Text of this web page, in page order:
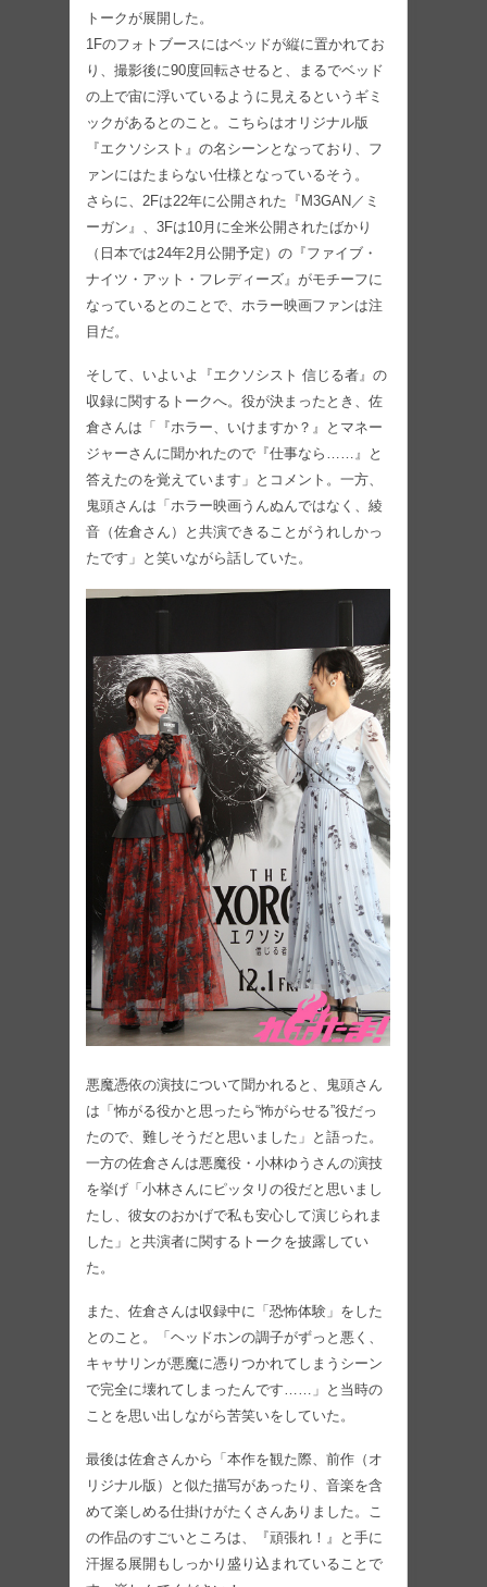
トークが展開した。
1Fのフォトブースにはベッドが縦に置かれてお
り、撮影後に90度回転させると、まるでベッド
の上で宙に浮いているように見えるというギミ
ックがあるとのこと。こちらはオリジナル版
『エクソシスト』の名シーンとなっており、フ
ァンにはたまらない仕様となっているそう。
さらに、2Fは22年に公開された『M3GAN／ミ
ーガン』、3Fは10月に全米公開されたばかり
（日本では24年2月公開予定）の『ファイブ・
ナイツ・アット・フレディーズ』がモチーフに
なっているとのことで、ホラー映画ファンは注
目だ。
そして、いよいよ『エクソシスト 信じる者』の
収録に関するトークへ。役が決まったとき、佐
倉さんは「『ホラー、いけますか？』とマネー
ジャーさんに聞かれたので『仕事なら……』と
答えたのを覚えています」とコメント。一方、
鬼頭さんは「ホラー映画うんぬんではなく、綾
音（佐倉さん）と共演できることがうれしかっ
たです」と笑いながら話していた。
悪魔憑依の演技について聞かれると、鬼頭さん
は「怖がる役かと思ったら“怖がらせる”役だっ
たので、難しそうだと思いました」と語った。
一方の佐倉さんは悪魔役・小林ゆうさんの演技
を挙げ「小林さんにピッタリの役だと思いまし
たし、彼女のおかげで私も安心して演じられま
した」と共演者に関するトークを披露してい
た。
また、佐倉さんは収録中に「恐怖体験」をした
とのこと。「ヘッドホンの調子がずっと悪く、
キャサリンが悪魔に憑りつかれてしまうシーン
で完全に壊れてしまったんです……」と当時の
ことを思い出しながら苦笑いをしていた。
最後は佐倉さんから「本作を観た際、前作（オ
リジナル版）と似た描写があったり、音楽を含
めて楽しめる仕掛けがたくさんありました。こ
の作品のすごいところは、『頑張れ！』と手に
汗握る展開もしっかり盛り込まれていることで